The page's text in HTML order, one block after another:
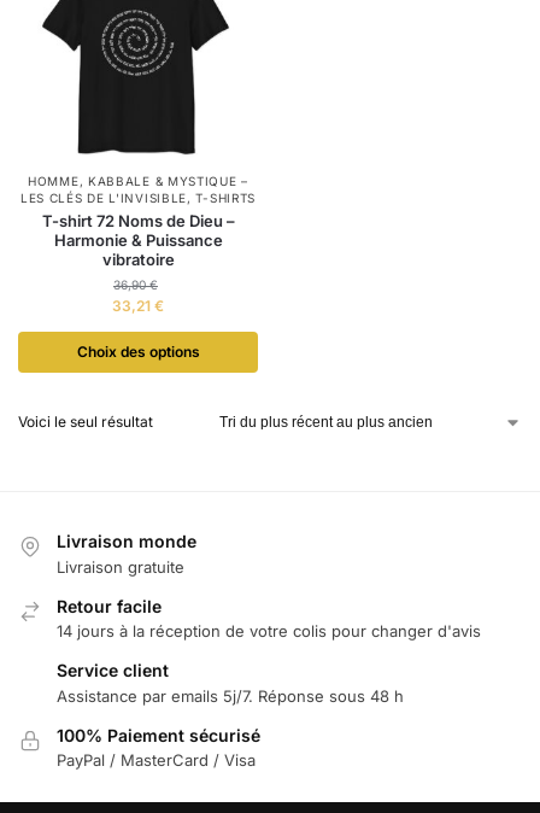
HOMME, KABBALE & MYSTIQUE –
LES CLÉS DE L'INVISIBLE,T-SHIRTS
T-shirt 72 Noms de Dieu –
Harmonie & Puissance
vibratoire
36,90€
33,21 €
Choix des options
Voici le seul résultat
Livraison monde
Livraison gratuite
Retour facile
14 jours à la réception de votre colis pour changer d'avis
Service client
Assistance par emails 5j/7. Réponse sous 48 h
100% Paiement sécurisé
PayPal / MasterCard / Visa